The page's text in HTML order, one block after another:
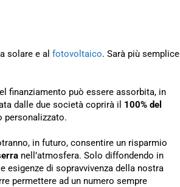
solare e al fotovoltaico. Sarà più semplice
finanziamento può essere assorbita, in
dalle due società coprirà il 100% del
personalizzato.
in futuro, consentire un risparmio
nell’atmosfera. Solo diffondendo in
esigenze di sopravvivenza della nostra
permettere ad un numero sempre